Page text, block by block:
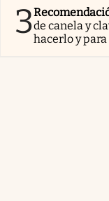
3de canela y
hacerlo y